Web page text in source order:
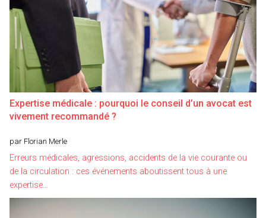
Expertise médicale : pourquoi le conseil d’un avocat est
vivement recommandé ?
par Florian Merle
Erreurs médicales, agressions, accidents de la vie courante ou
de la circulation : ces événements aboutissent tous à une
expertise…